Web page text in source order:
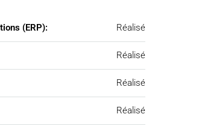
(ERP): Réalisé
Réalisé
Réalisé
Réalisé